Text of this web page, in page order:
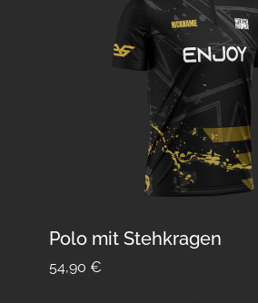
Polo mit Stehkragen
54,90 €